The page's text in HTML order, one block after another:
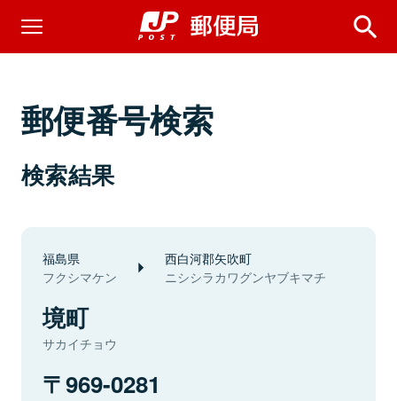
郵便番号検索
検索結果
福島県
フクシマケン
西白河郡矢吹町
ニシシラカワグンヤブキマチ
境町
サカイチョウ
969-0281